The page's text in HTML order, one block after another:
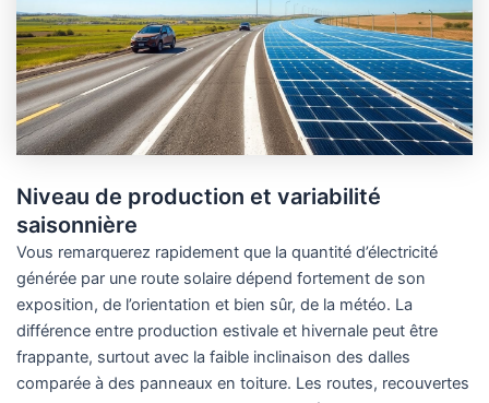
Niveau de production et variabilité
saisonnière
Vous remarquerez rapidement que la quantité d’électricité
générée par une route solaire dépend fortement de son
exposition, de l’orientation et bien sûr, de la météo. La
différence entre production estivale et hivernale peut être
frappante, surtout avec la faible inclinaison des dalles
comparée à des panneaux en toiture. Les routes, recouvertes